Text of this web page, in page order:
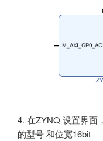
4. 在ZYNQ 设置界面
的型号 和位宽16bit